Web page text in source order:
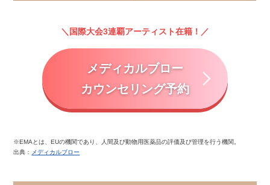
国際大会3連覇アーティスト在籍！
メディカルブロー
カウンセリング予約
※EMAとは、EUの機関であり、人間及び動物用医薬品の評価及び管理を行う機関。
出典：
メディカルブロー